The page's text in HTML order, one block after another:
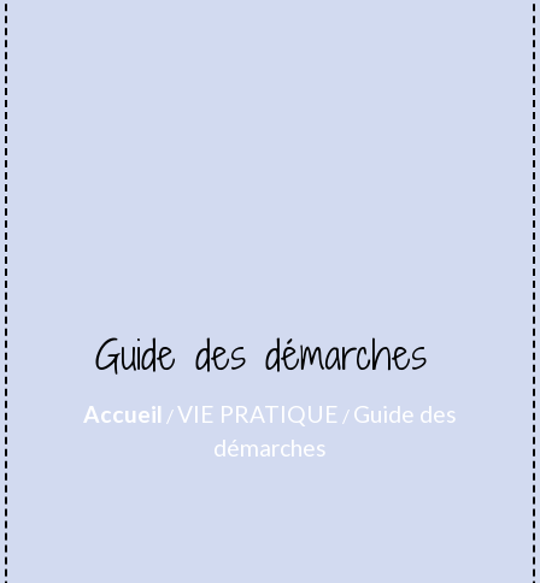
Guide des démarches
Accueil /VIE PRATIQUE / Guide des
démarches